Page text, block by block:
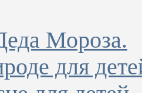
Мороза.
для